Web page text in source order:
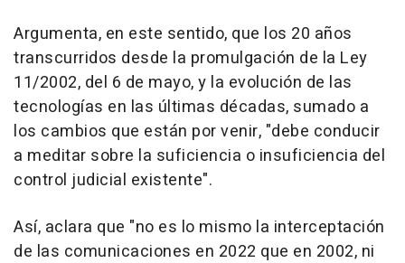
Argumenta, en este sentido, que los 20 años
transcurridos desde la promulgación de la Ley
11/2002, del 6 de mayo, y la evolución de las
tecnologías en las últimas décadas, sumado a
los cambios que están por venir, "debe conducir
a meditar sobre la suficiencia o insuficiencia del
control judicial existente".
Así, aclara que "no es lo mismo la interceptación
de las comunicaciones en 2022 que en 2002, ni